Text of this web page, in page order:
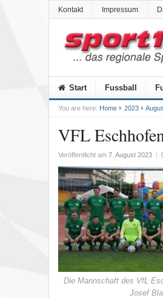
Kontakt Impressum
Start Fussball
You are here: Home 2023
VFL
Veröffentlicht am 7. August 2023 |
Die Mannschaft des VfL
Josef